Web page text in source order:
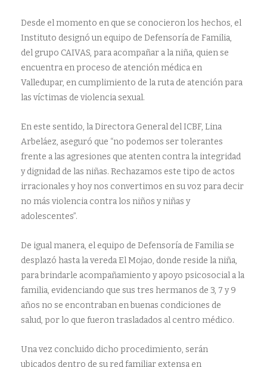
Desde el momento en que se conocieron los hechos, el
Instituto designó un equipo de Defensoría de Familia,
del grupo CAIVAS, para acompañar a la niña, quien se
encuentra en proceso de atención médica en
Valledupar, en cumplimiento de la ruta de atención para
las víctimas de violencia sexual.
En este sentido, la Directora General del ICBF, Lina
Arbeláez, aseguró que “no podemos ser tolerantes
frente a las agresiones que atenten contra la integridad
y dignidad de las niñas. Rechazamos este tipo de actos
irracionales y hoy nos convertimos en su voz para decir
no más violencia contra los niños y niñas y
adolescentes”.
De igual manera, el equipo de Defensoría de Familia se
desplazó hasta la vereda El Mojao, donde reside la niña,
para brindarle acompañamiento y apoyo psicosocial a la
familia, evidenciando que sus tres hermanos de 3, 7 y 9
años no se encontraban en buenas condiciones de
salud, por lo que fueron trasladados al centro médico.
Una vez concluido dicho procedimiento, serán
ubicados dentro de su red familiar extensa en